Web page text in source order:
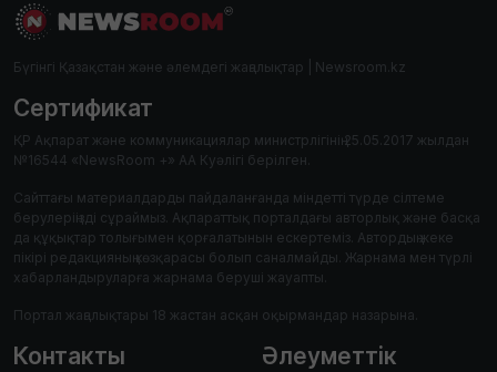
Бүгінгі Қазақстан және әлемдегі жаңалықтар | Newsroom.kz
Сертификат
ҚР Ақпарат және коммуникациялар министрлігінің 25.05.2017 жылдан
№16544 «NewsRoom +» АА Куәлігі берілген.
Сайттағы материалдарды пайдаланғанда міндетті түрде сілтеме
берулеріңізді сұраймыз. Ақпараттық порталдағы авторлық және басқа
да құқықтар толығымен қорғалатынын ескертеміз. Автордың жеке
пікірі редакцияның көзқарасы болып саналмайды. Жарнама мен түрлі
хабарландыруларға жарнама беруші жауапты.
Портал жаңалықтары 18 жастан асқан оқырмандар назарына.
Контакты
Әлеуметтік